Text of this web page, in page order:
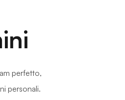
perfetto,
personali.